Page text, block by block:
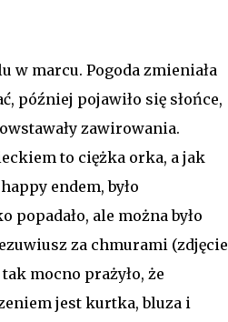
w marcu. Pogoda zmieniała
później pojawiło się słońce,
zawirowania.
to ciężka orka, a jak
endem, było
ale można było
za chmurami (zdjęcie
mocno prażyło, że
jest kurtka, bluza i